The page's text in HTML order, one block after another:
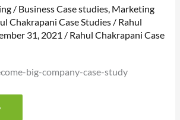
/ Business Case studies, Marketing
Chakrapani Case Studies/ Rahul
31, 2021 / Rahul Chakrapani Case
big-company-case-study